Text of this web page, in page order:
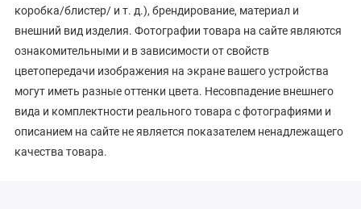
коробка/блистер/ и т. д.), брендирование, материал и
внешний вид изделия. Фотографии товара на сайте являются
ознакомительными и в зависимости от свойств
цветопередачи изображения на экране вашего устройства
могут иметь разные оттенки цвета. Несовпадение внешнего
вида и комплектности реального товара с фотографиями и
описанием на сайте не является показателем ненадлежащего
качества товара.